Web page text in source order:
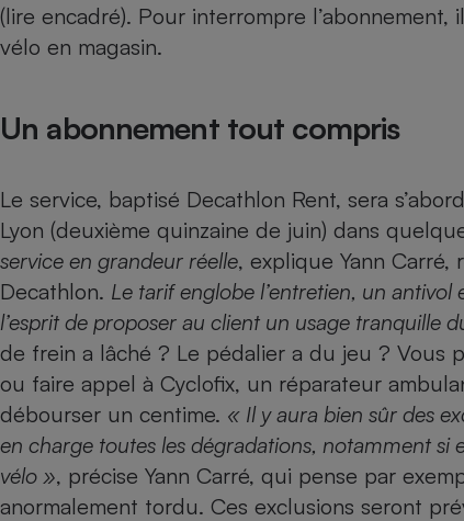
(lire encadré). Pour interrompre
vélo en magasin.
Un abonnement tout compris
Le service, baptisé Decathlon Rent, sera
Lyon (deuxième quinzaine de juin) dans
service en grandeur réelle, explique Yann
Decathlon. Le tarif englobe l’entretien, un
l’esprit de proposer au client un usage tranquille
de frein a lâché ? Le pédalier a du jeu ? Vous
ou faire appel à Cyclofix, un réparateur
débourser un centime. « Il y aura bien sûr des
en charge toutes les dégradations, notamment si
vélo », précise Yann Carré, qui pense par
anormalement tordu. Ces exclusions seront
Climatiseur -
Ventilateur
Antivirus
Climatiseur -
Ventilateur